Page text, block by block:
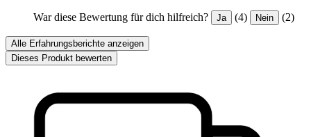
War diese Bewertung für dich hilfreich? Ja (4) Nein (2)
Alle Erfahrungsberichte anzeigen
Dieses Produkt bewerten